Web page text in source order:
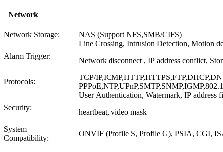
Network
Network Storage: | NAS (Support NFS,SMB/CIFS)
Alarm Trigger: |
Line Crossing, Intrusion Detection, Motion
Network disconnect , IP address conflict,
Protocols: |
TCP/
Security: |
User Authentication, Watermark, IP address
heartbeat, video mask
System
Compatibility:
| ONVIF (Profile S, Profile G), PSIA, CGI,